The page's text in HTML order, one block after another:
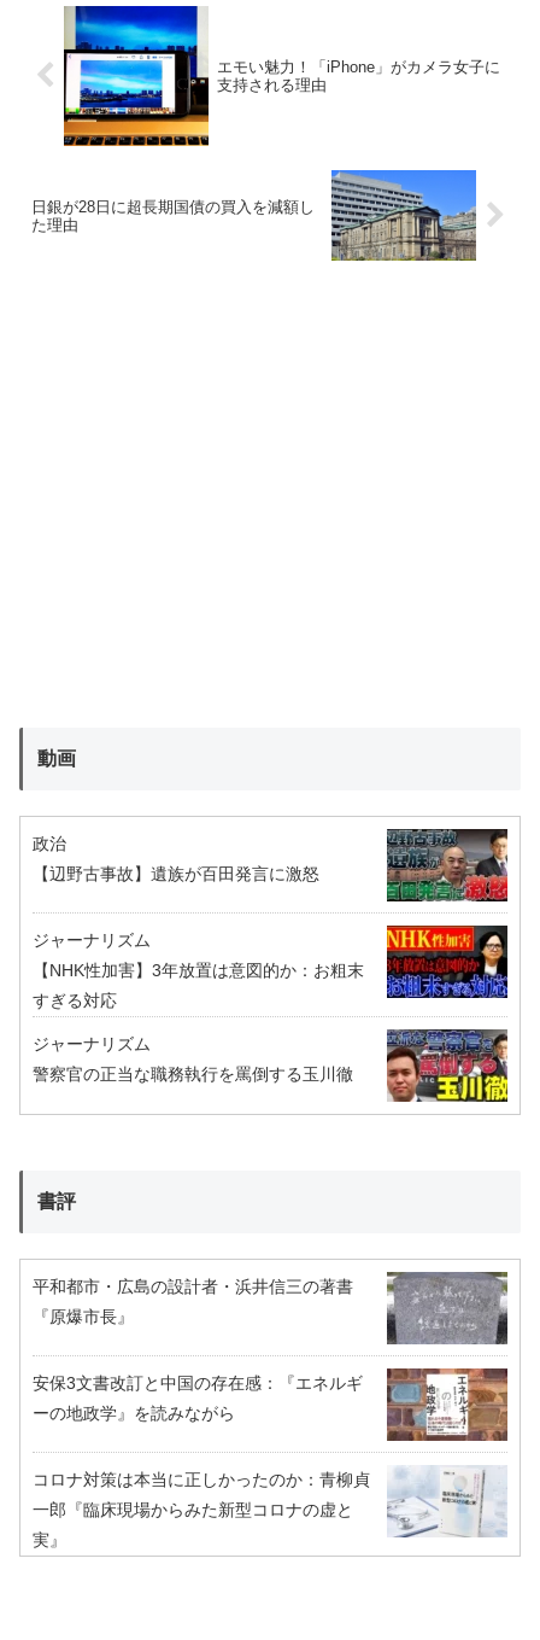
エモい魅力！「iPhone」がカメラ女子に
支持される理由
日銀が28日に超長期国債の買入を減額し
た理由
動画
政治
【辺野古事故】遺族が百田発言に激怒
ジャーナリズム
【NHK性加害】3年放置は意図的か：お粗末
すぎる対応
ジャーナリズム
警察官の正当な職務執行を罵倒する玉川徹
書評
平和都市・広島の設計者・浜井信三の著書
『原爆市長』
安保3文書改訂と中国の存在感：『エネルギ
ーの地政学』を読みながら
コロナ対策は本当に正しかったのか：青柳貞
一郎『臨床現場からみた新型コロナの虚と
実』